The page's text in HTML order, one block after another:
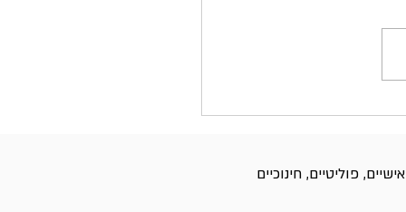
פוליטיים, חינוכיים